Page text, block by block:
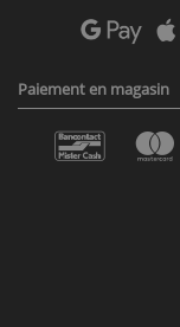
Paiement en magasin